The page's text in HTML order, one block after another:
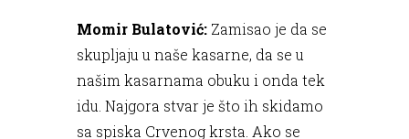
Momir Bulatović: Zamisao je da se
skupljaju u naše kasarne, da se u
našim kasarnama obuku i onda tek
idu. Najgora stvar je što ih skidamo
sa spiska Crvenog krsta. Ako se